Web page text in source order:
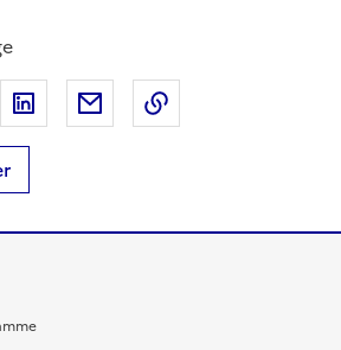
Facebook
sur X
Partager sur LinkedIn
Partager par email